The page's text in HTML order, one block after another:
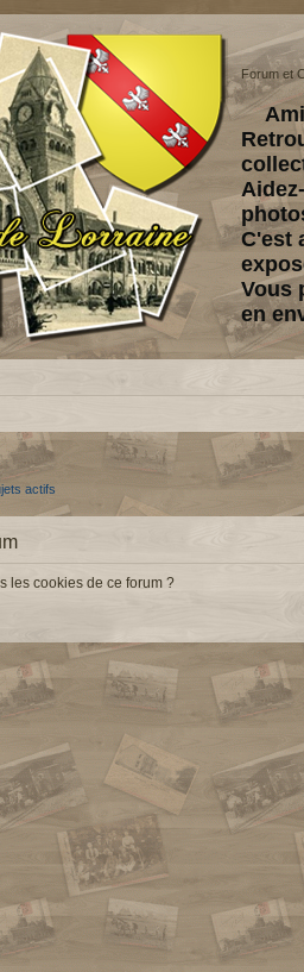
Forum et
Amis
C'est
Vous
en
actifs
les cookies de ce forum ?